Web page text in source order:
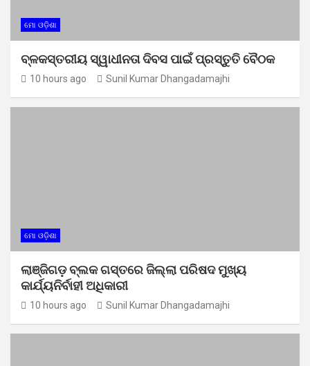
ମୋ ଓଡ଼ିଶା
ବ୍ଳକସ୍ତରୀୟ ସ୍ୱାଧୀନତା ଦିବସ ପାଇଁ ପ୍ରସ୍ତୁତି ବୈଠକ
10 hours ago Sunil Kumar Dhangadamajhi
ମୋ ଓଡ଼ିଶା
ଲାଞ୍ଜିଗଡ଼ ବ୍ଲକ ଗସ୍ତରେ ଜିଲ୍ଲା ପରିଷଦ ମୁଖ୍ୟ
କାର୍ଯ୍ୟନିର୍ବାହୀ ଅଧିକାରୀ
10 hours ago Sunil Kumar Dhangadamajhi